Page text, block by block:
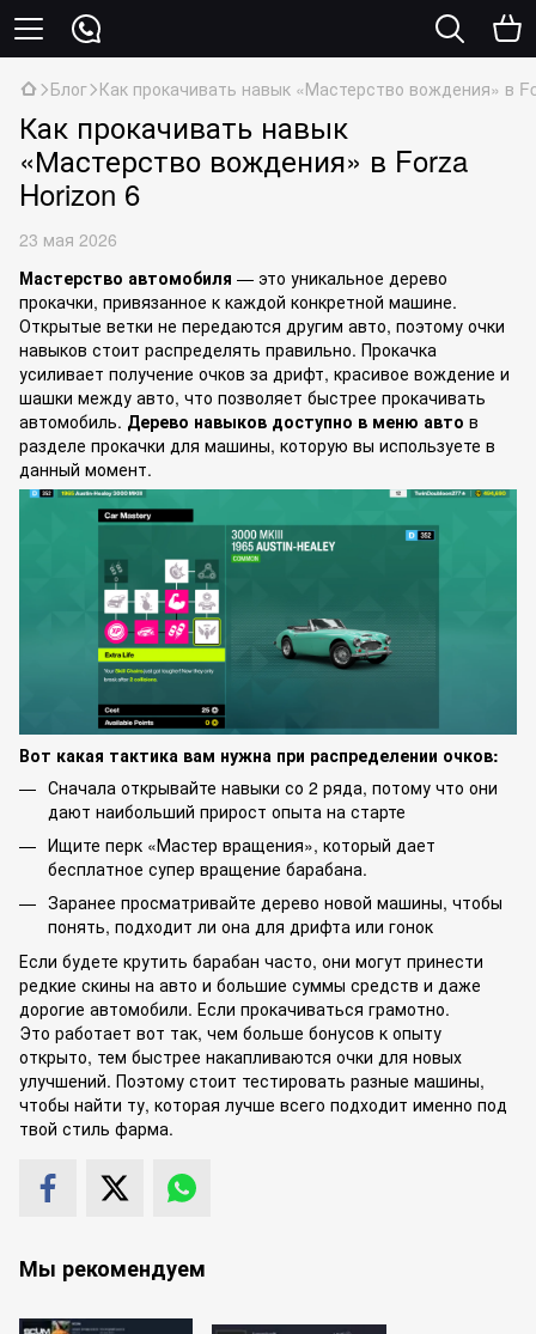
Блог Как прокачивать навык «Мастерство вождения» в
Как прокачивать навык
«Мастерство вождения» в Forza
Horizon 6
23 мая 2026
Мастерство автомобиля — это уникальное дерево
прокачки, привязанное к каждой конкретной машине.
Открытые ветки не передаются другим авто, поэтому очки
навыков стоит распределять правильно. Прокачка
усиливает получение очков за дрифт, красивое вождение и
шашки между авто, что позволяет быстрее прокачивать
автомобиль. Дерево навыков доступно в меню авто в
разделе прокачки для машины, которую вы используете в
данный момент.
Вот какая тактика вам нужна при распределении очков:
Сначала открывайте навыки со 2 ряда, потому что они
дают наибольший прирост опыта на старте
Ищите перк «Мастер вращения», который дает
бесплатное супер вращение барабана.
Заранее просматривайте дерево новой машины, чтобы
понять, подходит ли она для дрифта или гонок
Если будете крутить барабан часто, они могут принести
редкие скины на авто и большие суммы средств и даже
дорогие автомобили. Если прокачиваться грамотно.
Это работает вот так, чем больше бонусов к опыту
открыто, тем быстрее накапливаются очки для новых
улучшений. Поэтому стоит тестировать разные машины,
чтобы найти ту, которая лучше всего подходит именно под
твой стиль фарма.
Мы рекомендуем